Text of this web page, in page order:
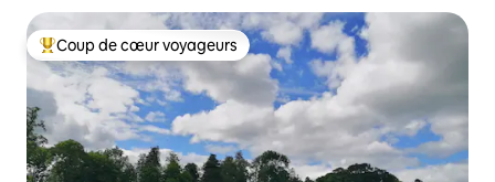
Coups de cœur voyageurs les plus appréciés
Coup de cœur voyageurs